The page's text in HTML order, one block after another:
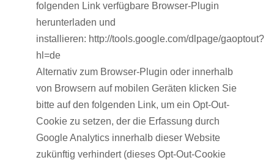
folgenden Link verfügbare Browser-Plugin
herunterladen und
installieren: http://tools.google.com/dlpage/gaoptout?
hl=de
Alternativ zum Browser-Plugin oder innerhalb
von Browsern auf mobilen Geräten klicken Sie
bitte auf den folgenden Link, um ein Opt-Out-
Cookie zu setzen, der die Erfassung durch
Google Analytics innerhalb dieser Website
zukünftig verhindert (dieses Opt-Out-Cookie